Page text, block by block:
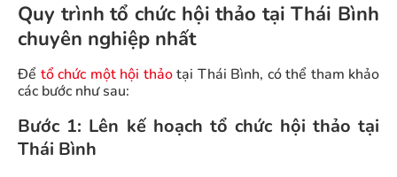
Quy trình tổ chức hội thảo tại Thái Bình
chuyên nghiệp nhất
Để tổ chức một hội thảotại Thái Bình, có thể tham khảo
các bước như sau:
Bước 1: Lên kế hoạch tổ chức hội thảo tại
Thái Bình